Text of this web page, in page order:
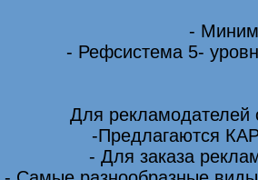
-
- Рефсистема 5-
Для
-Предлагаются
- Для заказа